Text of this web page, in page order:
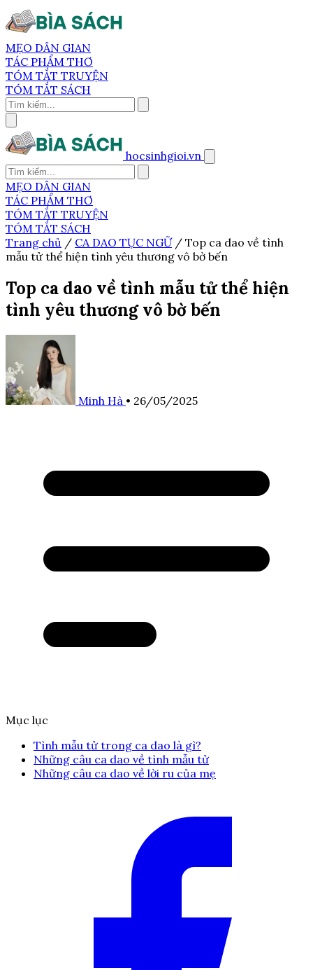
MẸO DÂN GIAN
TÁC PHẨM THƠ
TÓM TẮT TRUYỆN
TÓM TẮT SÁCH
hocsinhgioi.vn
MẸO DÂN GIAN
TÁC PHẨM THƠ
TÓM TẮT TRUYỆN
TÓM TẮT SÁCH
Trang chủ / CA DAO TỤC NGỮ / Top ca dao về tình
mẫu tử thể hiện tình yêu thương vô bờ bến
Top ca dao về tình mẫu tử thể hiện
tình yêu thương vô bờ bến
Minh Hà • 26/05/2025
Mục lục
Tình mẫu tử trong ca dao là gì?
Những câu ca dao về tình mẫu tử
Những câu ca dao về lời ru của mẹ